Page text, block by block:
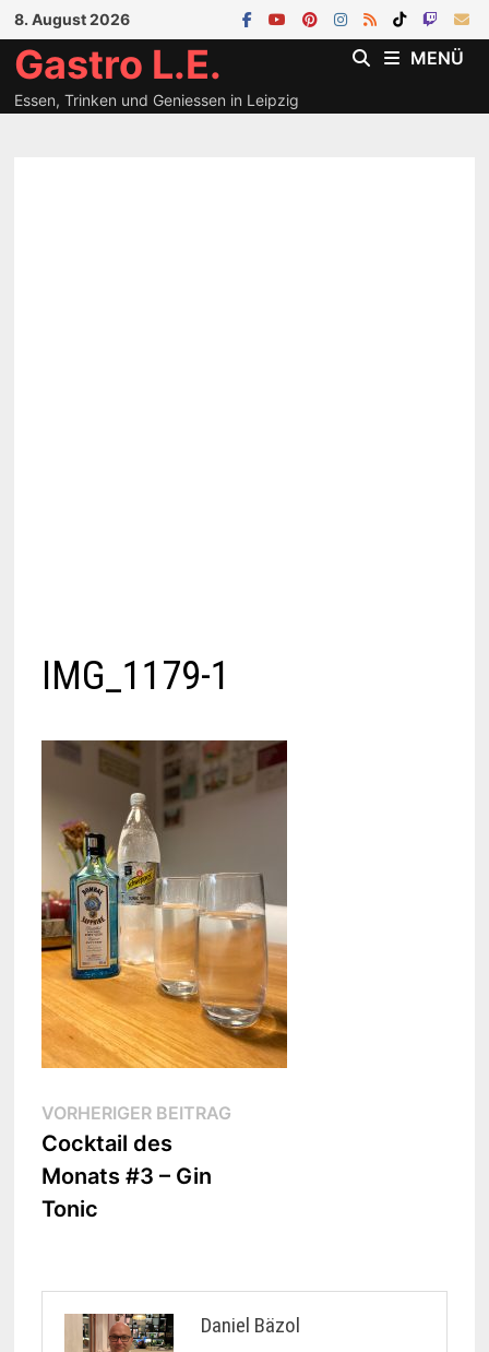
Zum
Inhalt
springen
8. August 2026
Gastro L.E.
Essen, Trinken und Geniessen in Leipzig
MENÜ
IMG_1179-1
Beitragsnavigation
VORHERIGER BEITRAGVorheriger
Cocktail des
Monats #3 – Gin
Tonic
Daniel Bäzol